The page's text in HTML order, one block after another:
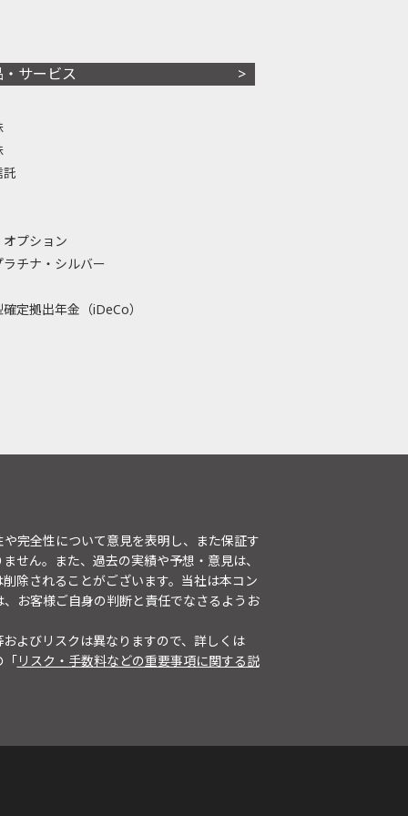
・サービス
託
プション
ラチナ・シルバー
定拠出年金（iDeCo）
完全性について意見を表明し、また保証す
せん。また、過去の実績や予想・意見は、
除されることがございます。当社は本コン
お客様ご自身の判断と責任でなさるようお
よびリスクは異なりますので、詳しくは
「リスク・手数料などの重要事項に関する説